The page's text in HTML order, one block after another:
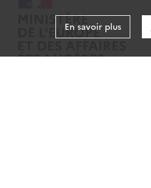
En savoir plus